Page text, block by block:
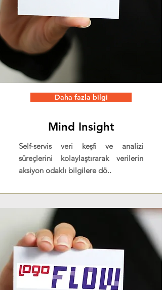
Daha fazla bilgi
Mind Insight
Self-servis veri keşfi ve analizi
süreçlerini kolaylaştırarak verilerin
aksiyon odaklı bilgilere dö..